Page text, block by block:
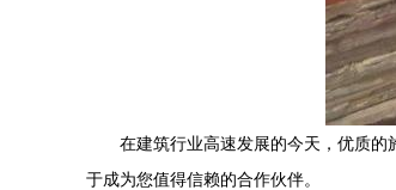
在建筑行业高速发展的今天，优质
于成为您值得信赖的合作伙伴。